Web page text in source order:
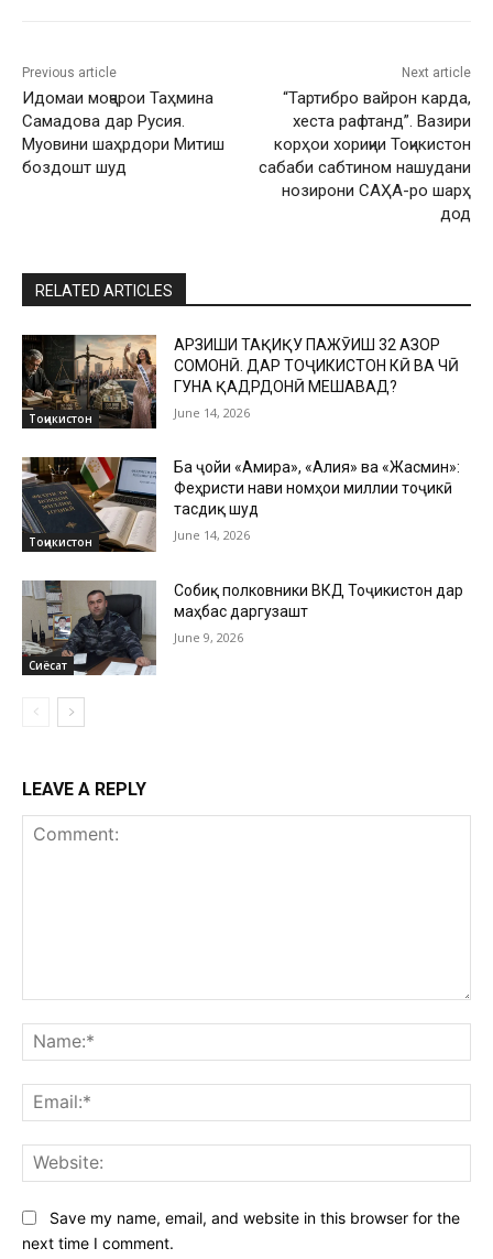
Previous article
Идомаи моҷарои Таҳмина
Самадова дар Русия.
Муовини шаҳрдори Митиш
боздошт шуд
Next article
“Тартибро вайрон карда,
хеста рафтанд”. Вазири
корҳои хориҷии Тоҷикистон
сабаби сабтином нашудани
нозирони САҲА-ро шарҳ
дод
RELATED ARTICLES
Тоҷикистон
АРЗИШИ ТАҲҚИҚУ ПАЖӮҲИШ 32 ҲАЗОР
СОМОНӢ. ДАР ТОҶИКИСТОН КӢ ВА ЧӢ
ГУНА ҚАДРДОНӢ МЕШАВАД?
June 14, 2026
Тоҷикистон
Ба ҷойи «Амира», «Алия» ва «Жасмин»:
Феҳристи нави номҳои миллии тоҷикӣ
тасдиқ шуд
June 14, 2026
Сиёсат
Собиқ полковники ВКД Тоҷикистон дар
маҳбас даргузашт
June 9, 2026
LEAVE A REPLY
Save my name, email, and website in this browser for the
next time I comment.